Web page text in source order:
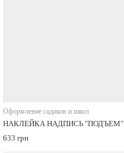
Оформление садиков и школ
НАКЛЕЙКА НАДПИСЬ "ПОДЪЕМ"
633 грн